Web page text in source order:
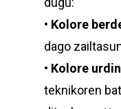
• Kolore
dago
• Kolore
teknikoren